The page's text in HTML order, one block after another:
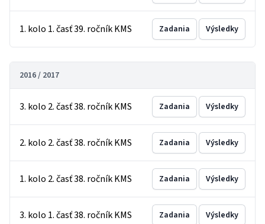
1. kolo 1. časť 39. ročník KMS Zadania Výsledky
2016 / 2017
3. kolo 2. časť 38. ročník KMS Zadania Výsledky
2. kolo 2. časť 38. ročník KMS Zadania Výsledky
1. kolo 2. časť 38. ročník KMS Zadania Výsledky
3. kolo 1. časť 38. ročník KMS Zadania Výsledky